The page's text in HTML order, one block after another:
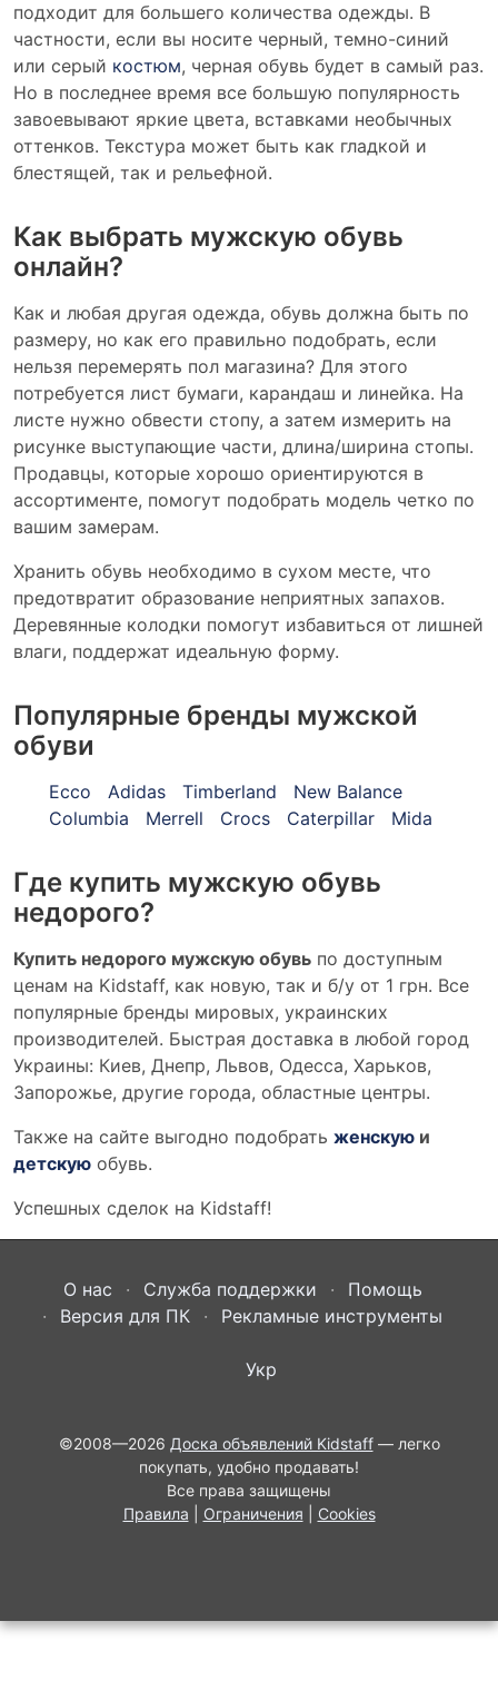
подходит для большего количества одежды. В
частности, если вы носите черный, темно-синий
или серый костюм, черная обувь будет в самый раз.
Но в последнее время все большую популярность
завоевывают яркие цвета, вставками необычных
оттенков. Текстура может быть как гладкой и
блестящей, так и рельефной.
Как выбрать мужскую обувь
онлайн?
Как и любая другая одежда, обувь должна быть по
размеру, но как его правильно подобрать, если
нельзя перемерять пол магазина? Для этого
потребуется лист бумаги, карандаш и линейка. На
листе нужно обвести стопу, а затем измерить на
рисунке выступающие части, длина/ширина стопы.
Продавцы, которые хорошо ориентируются в
ассортименте, помогут подобрать модель четко по
вашим замерам.
Хранить обувь необходимо в сухом месте, что
предотвратит образование неприятных запахов.
Деревянные колодки помогут избавиться от лишней
влаги, поддержат идеальную форму.
Популярные бренды мужской
обуви
Ecco Adidas Timberland
New Balance
Columbia
Merrell Crocs Caterpillar Mida
Где купить мужскую обувь
недорого?
Купить недорого мужскую обувь по доступным
ценам на Kidstaff, как новую, так и б/у от 1 грн. Все
популярные бренды мировых, украинских
производителей. Быстрая доставка в любой город
Украины: Киев, Днепр, Львов, Одесса, Харьков,
Запорожье, другие города, областные центры.
Также на сайте выгодно подобрать женскую и
детскую обувь.
Успешных сделок на Kidstaff!
О нас Служба поддержки
Помощь
Версия для ПК
Рекламные инструменты
Укр
©2008—2026 Доска объявлений Kidstaff— легко
покупать, удобно продавать!
Все права защищены
Правила
Ограничения Cookies